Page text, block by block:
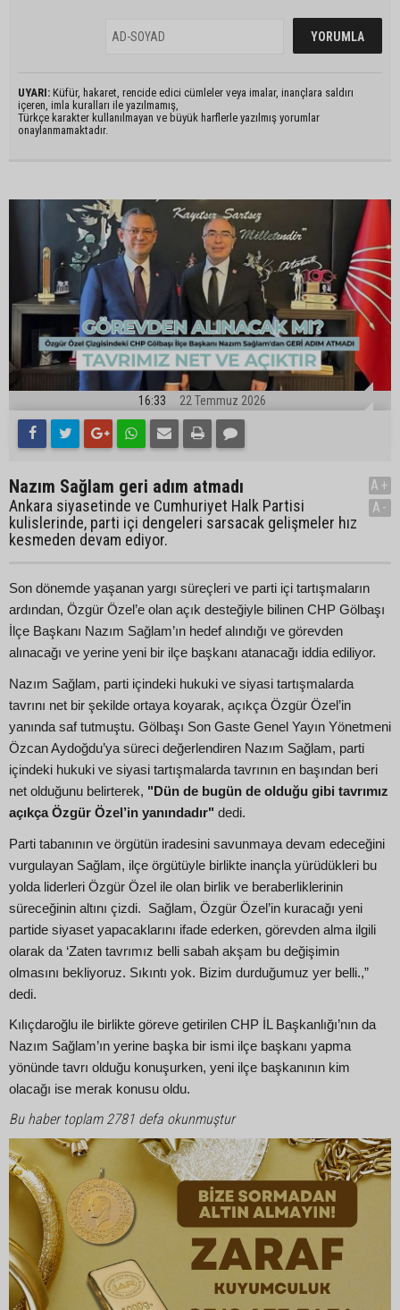
UYARI: Küfür, hakaret, rencide edici cümleler veya imalar, inançlara saldırı
içeren, imla kuralları ile yazılmamış,
Türkçe karakter kullanılmayan ve büyük harflerle yazılmış yorumlar
onaylanmamaktadır.
16:33 22 Temmuz 2026
Nazım Sağlam geri adım atmadı
Ankara siyasetinde ve Cumhuriyet Halk Partisi
kulislerinde, parti içi dengeleri sarsacak gelişmeler hız
kesmeden devam ediyor.
A+
A-
Son dönemde yaşanan yargı süreçleri ve parti içi tartışmaların
ardından, Özgür Özel’e olan açık desteğiyle bilinen CHP Gölbaşı
İlçe Başkanı Nazım Sağlam’ın hedef alındığı ve görevden
alınacağı ve yerine yeni bir ilçe başkanı atanacağı iddia ediliyor.
Nazım Sağlam, parti içindeki hukuki ve siyasi tartışmalarda
tavrını net bir şekilde ortaya koyarak, açıkça Özgür Özel’in
yanında saf tutmuştu. Gölbaşı Son Gaste Genel Yayın Yönetmeni
Özcan Aydoğdu’ya süreci değerlendiren Nazım Sağlam, parti
içindeki hukuki ve siyasi tartışmalarda tavrının en başından beri
net olduğunu belirterek, "Dün de bugün de olduğu gibi tavrımız
açıkça Özgür Özel’in yanındadır" dedi.
Parti tabanının ve örgütün iradesini savunmaya devam edeceğini
vurgulayan Sağlam, ilçe örgütüyle birlikte inançla yürüdükleri bu
yolda liderleri Özgür Özel ile olan birlik ve beraberliklerinin
süreceğinin altını çizdi. Sağlam, Özgür Özel’in kuracağı yeni
partide siyaset yapacaklarını ifade ederken, görevden alma ilgili
olarak da ‘Zaten tavrımız belli sabah akşam bu değişimin
olmasını bekliyoruz. Sıkıntı yok. Bizim durduğumuz yer belli.,”
dedi.
Kılıçdaroğlu ile birlikte göreve getirilen CHP İL Başkanlığı’nın da
Nazım Sağlam’ın yerine başka bir ismi ilçe başkanı yapma
yönünde tavrı olduğu konuşurken, yeni ilçe başkanının kim
olacağı ise merak konusu oldu.
Bu haber toplam 2781 defa okunmuştur